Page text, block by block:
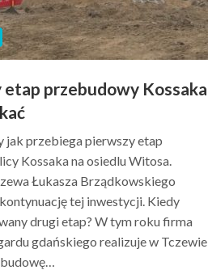
etap przebudowy Kossaka
jak przebiega pierwszy etap
Kossaka na osiedlu Witosa.
Łukasza Brządkowskiego
tej inwestycji. Kiedy
drugi etap? W tym roku firma
gdańskiego realizuje w Tczewie
budowę…